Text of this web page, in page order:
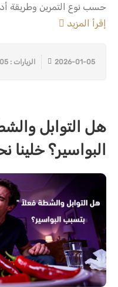
حسب نوع التمرين وطريقة
إقرأ المزيد
2026-01-05 الزيارات : 6705
هل التوابل
البواسير؟